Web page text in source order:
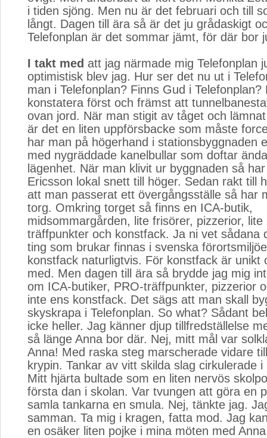
i tiden sjöng. Men nu är det februari och till
långt. Dagen till ära så är det ju grådaskigt
Telefonplan är det sommar jämt, för där bor
I takt med att jag närmade mig Telefonplan
optimistisk blev jag. Hur ser det nu ut i
man i Telefonplan? Finns Gud i Telefonplan?
konstatera först och främst att
ovan jord. När man stigit av tåget och
är det en liten uppförsbacke som måste
har man på högerhand i stationsbyggnaden
med nygräddade kanelbullar som doftar
lägenhet. När man klivit ur byggnaden så
Ericsson lokal snett till höger. Sedan rakt till
att man passerat ett övergångsställe så har
torg. Omkring torget så finns en ICA-butik,
midsommargården, lite frisörer, pizzerior, lite
träffpunkter och konstfack. Ja ni vet sådana
ting som brukar finnas i svenska
konstfack naturligtvis. För konstfack är unikt
med. Men dagen till ära så brydde jag mig
om ICA-butiker, PRO-träffpunkter, pizzerior
inte ens konstfack. Det sägs att man skall
skyskrapa i Telefonplan. So what? Sådant
icke heller. Jag känner djup tillfredställelse
så länge Anna bor där. Nej, mitt mål var
Anna! Med raska steg marscherade vidare
krypin. Tankar av vitt skilda slag cirkulerade
Mitt hjärta bultade som en liten nervös
första dan i skolan. Var tvungen att göra en
samla tankarna en smula. Nej, tänkte jag.
samman. Ta mig i kragen, fatta mod. Jag
en osäker liten pojke i mina möten med